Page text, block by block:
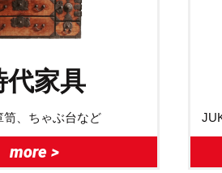
代家具
笥、ちゃぶ台など
more >